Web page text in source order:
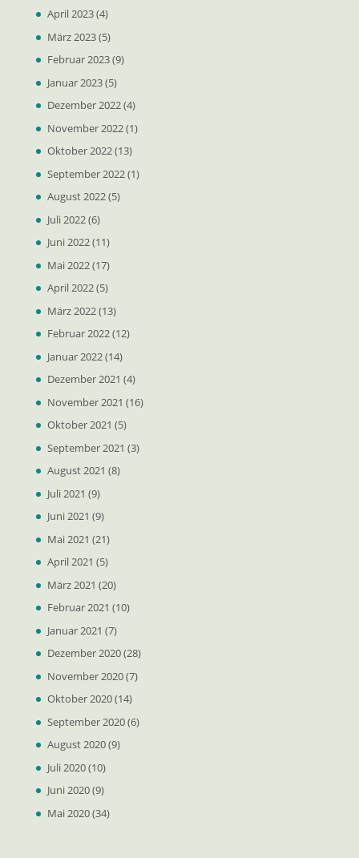
April 2023(4)
März 2023(5)
Februar 2023(9)
Januar 2023(5)
Dezember 2022(4)
November 2022(1)
Oktober 2022(13)
September 2022(1)
August 2022(5)
Juli 2022(6)
Juni 2022(11)
Mai 2022(17)
April 2022(5)
März 2022(13)
Februar 2022(12)
Januar 2022(14)
Dezember 2021 (4)
November 2021 (16)
Oktober 2021 (5)
September 2021 (3)
August 2021 (8)
Juli 2021 (9)
Juni 2021 (9)
Mai 2021 (21)
April 2021 (5)
März 2021 (20)
Februar 2021 (10)
Januar 2021 (7)
Dezember 2020(28)
November 2020(7)
Oktober 2020(14)
September 2020(6)
August 2020(9)
Juli 2020(10)
Juni 2020(9)
Mai 2020(34)